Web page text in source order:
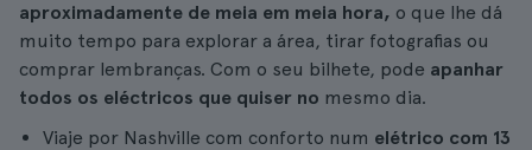
aproximadamente de meia em meia hora, o que lhe dá
muito tempo para explorar a área, tirar fotografias ou
comprar lembranças. Com o seu bilhete, pode apanhar
todos os eléctricos que quiser no mesmo dia.
Viaje por Nashville com conforto num elétrico com 13